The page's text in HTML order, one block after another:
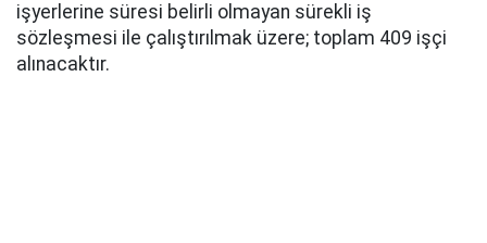
işyerlerine süresi belirli olmayan sürekli iş
sözleşmesi ile çalıştırılmak üzere; toplam 409 işçi
alınacaktır.